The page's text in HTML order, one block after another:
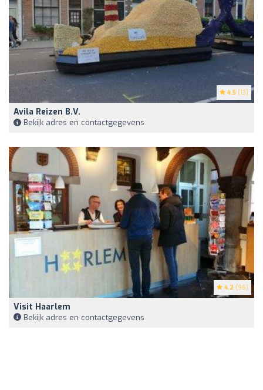
4.5 (13)
Avila Reizen B.V.
Bekijk adres en contactgegevens
4.2 (96)
Visit Haarlem
Bekijk adres en contactgegevens